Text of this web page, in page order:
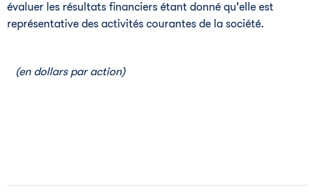
évaluer les résultats financiers étant donné qu'elle est
représentative des activités courantes de la société.
(en dollars par action)